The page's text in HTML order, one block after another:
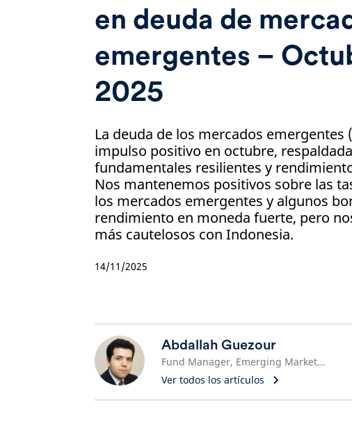
en deuda de
emergentes –
2025
La deuda de los mercados emergentes
impulso positivo en octubre,
fundamentales resilientes y
Nos mantenemos positivos sobre las
los mercados emergentes y algunos
rendimiento en moneda fuerte, pero
más cautelosos con Indonesia.
14/11/2025
Abdallah Guezour
Fund Manager, Emerging Markets Debt
Ver todos los artículos